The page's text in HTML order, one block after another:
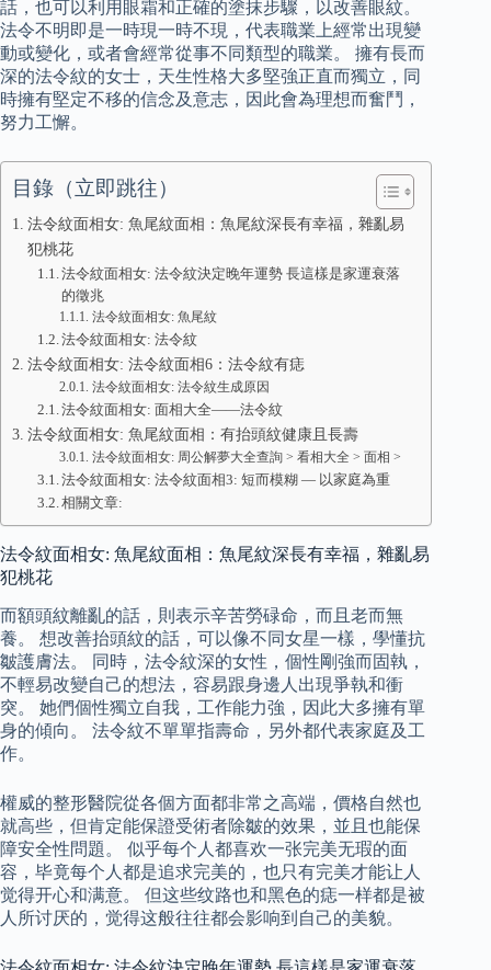
話，也可以利用眼霜和正確的塗抹步驟，以改善眼紋。
法令不明即是一時現一時不現，代表職業上經常出現變
動或變化，或者會經常從事不同類型的職業。 擁有長而
深的法令紋的女士，天生性格大多堅強正直而獨立，同
時擁有堅定不移的信念及意志，因此會為理想而奮鬥，
努力工懈。
目錄（立即跳往）
法令紋面相女: 魚尾紋面相：魚尾紋深長有幸福，雜亂易
犯桃花
法令紋面相女: 法令紋決定晚年運勢 長這樣是家運衰落
的徵兆
法令紋面相女: 魚尾紋
法令紋面相女: 法令紋
法令紋面相女: 法令紋面相6：法令紋有痣
法令紋面相女: 法令紋生成原因
法令紋面相女: 面相大全——法令紋
法令紋面相女: 魚尾紋面相：有抬頭紋健康且長壽
法令紋面相女: 周公解夢大全查詢 > 看相大全 > 面相 >
法令紋面相女: 法令紋面相3: 短而模糊 — 以家庭為重
相關文章:
法令紋面相女: 魚尾紋面相：魚尾紋深長有幸福，雜亂易
犯桃花
而額頭紋離亂的話，則表示辛苦勞碌命，而且老而無
養。 想改善抬頭紋的話，可以像不同女星一樣，學懂抗
皺護膚法。 同時，法令紋深的女性，個性剛強而固執，
不輕易改變自己的想法，容易跟身邊人出現爭執和衝
突。 她們個性獨立自我，工作能力強，因此大多擁有單
身的傾向。 法令紋不單單指壽命，另外都代表家庭及工
作。
權威的整形醫院從各個方面都非常之高端，價格自然也
就高些，但肯定能保證受術者除皺的效果，並且也能保
障安全性問題。 似乎每个人都喜欢一张完美无瑕的面
容，毕竟每个人都是追求完美的，也只有完美才能让人
觉得开心和满意。 但这些纹路也和黑色的痣一样都是被
人所讨厌的，觉得这般往往都会影响到自己的美貌。